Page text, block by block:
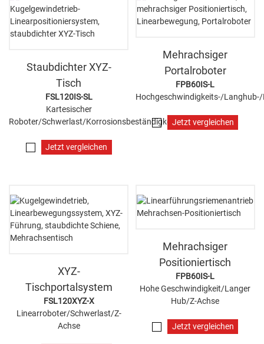
Staubdichter XYZ-
Tisch
FSL120IS-SL
Kartesischer
Roboter/Schwerlast/Korrosionsbeständigkeit
Jetzt vergleichen
Mehrachsiger
Portalroboter
FPB60IS-L
Hochgeschwindigkeits-/
Jetzt vergleichen
XYZ-
Tischportalsystem
FSL120XYZ-X
Linearroboter/Schwerlast/Z-
Achse
Mehrachsiger
Positioniertisch
FPB60IS-L
Hohe Geschwindigkeit/Langer
Hub/Z-Achse
Jetzt vergleichen